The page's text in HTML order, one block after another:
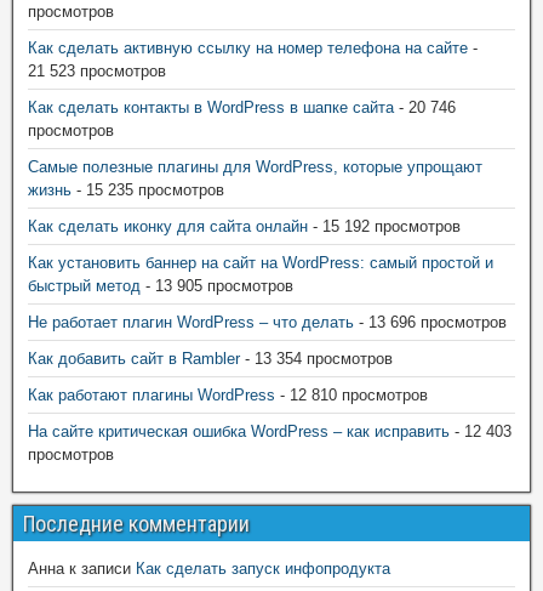
просмотров
Как сделать активную ссылку на номер телефона на сайте -
21 523 просмотров
Как сделать контакты в WordPress в шапке сайта- 20 746
просмотров
Самые полезные плагины для WordPress, которые упрощают
жизнь - 15 235 просмотров
Как сделать иконку для сайта онлайн - 15 192 просмотров
Как установить баннер на сайт на WordPress: самый простой и
быстрый метод - 13 905 просмотров
Не работает плагин WordPress – что делать - 13 696 просмотров
Как добавить сайт в Rambler- 13 354 просмотров
Как работают плагины WordPress - 12 810 просмотров
На сайте критическая ошибка WordPress – как исправить - 12 403
просмотров
Последние комментарии
Аннак записи Как сделать запуск инфопродукта